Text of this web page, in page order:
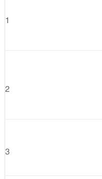
1
2
3